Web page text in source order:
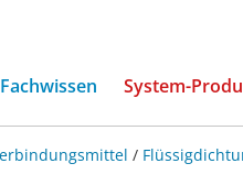
Fachwissen System-
/